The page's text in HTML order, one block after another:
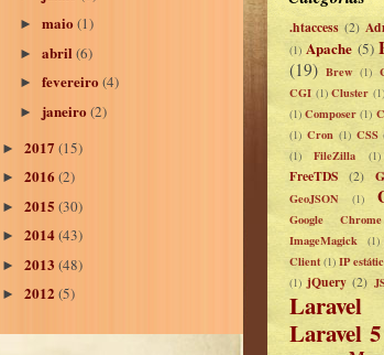
.htaccess (2)
(1) Apache (5)
(19) Brew (1)
CGI (1) Cluster (1)
(1) Composer (1)
(1) Cron (1) CSS
(1) FileZilla (1)
FreeTDS (2)
GeoJSON (1)
Google Chrome
ImageMagick (1)
Client (1) IP
(1) jQuery (2)
Laravel 5
► maio (1)
► abril (6)
► fevereiro (4)
► janeiro (2)
► 2017 (15)
► 2016 (2)
► 2015 (30)
► 2014(43)
► 2013 (48)
► 2012 (5)